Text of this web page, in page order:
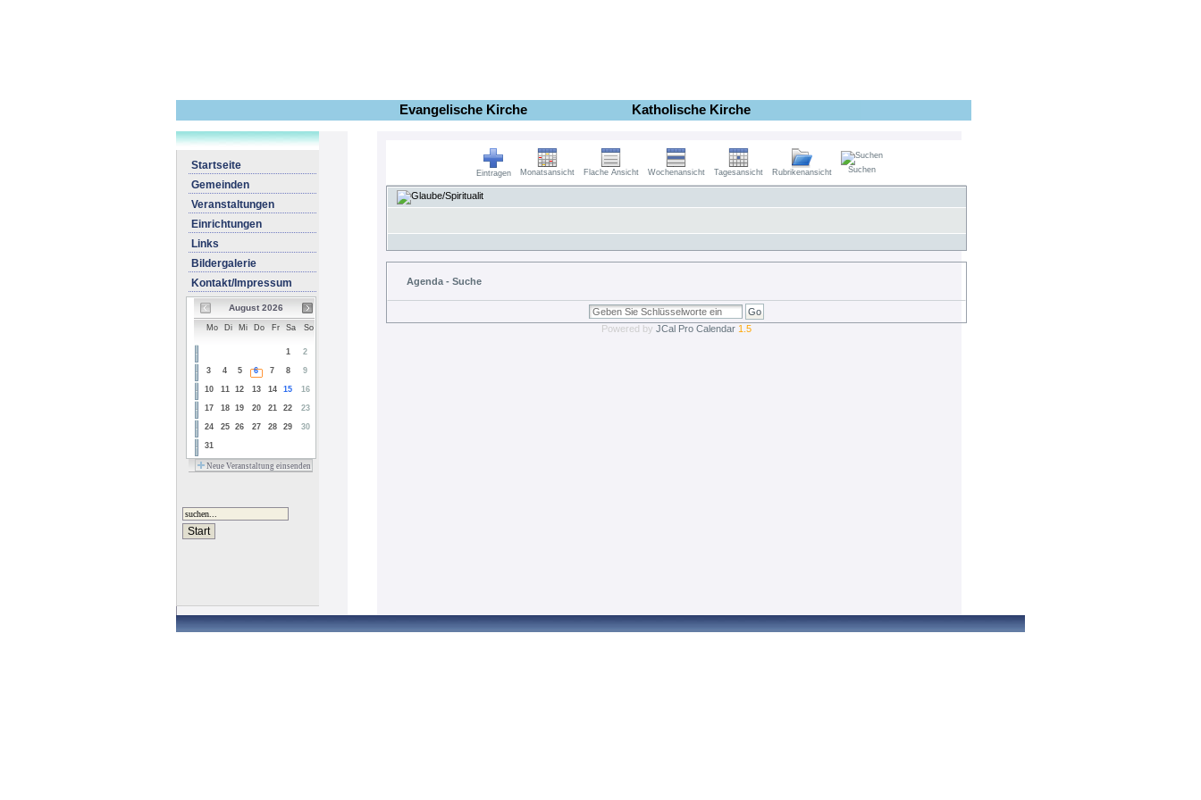
Evangelische Kirche Katholische Kirche
Startseite
Gemeinden
Veranstaltungen
Einrichtungen
Links
Bildergalerie
Kontakt/Impressum
August 2026
Mo Di Mi Do Fr Sa So
1 2
3 4 5 6 7 8 9
10 11 12 13 14 15 16
17 18 19 20 21 22 23
24 25 26 27 28 29 30
31
Neue Veranstaltung einsenden
Eintragen Monatsansicht Flache Ansicht Wochenansicht Tagesansicht Rubrikenansicht Suchen
Agenda - Suche
Powered by JCal Pro Calendar 1.5